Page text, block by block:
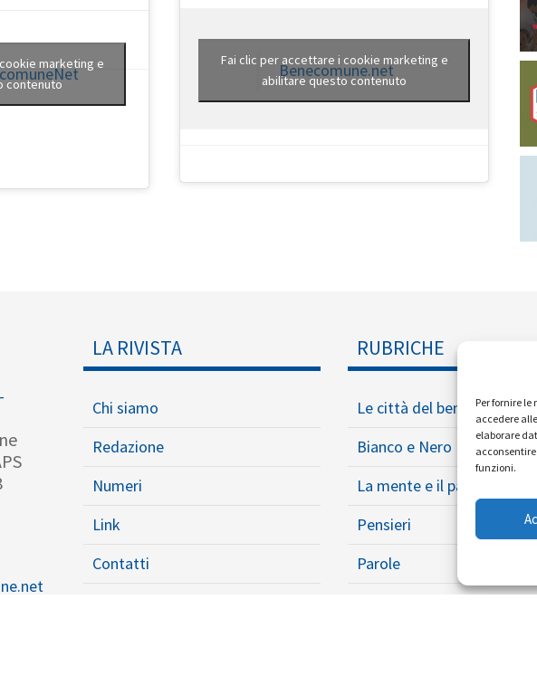
Per fornire
accedere
elaborare
funzioni.
marketing e
contenuto
Benecomune.net
Fai clic per accettare i cookie marketing e
abilitare questo contenuto
LA RIVISTA
Chi siamo
Redazione
Numeri
Link
Contatti
RUBRICHE
Le città del ben vivere
Bianco e Nero
La mente e il paracadute
Pensieri
Parole